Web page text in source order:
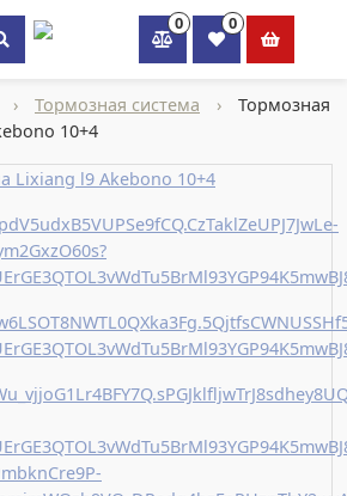
0 0
×
› Тормозная система ›
Тормозная
10+4